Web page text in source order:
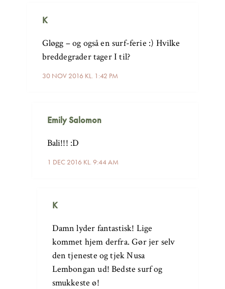
K
30 NOV 2016 KL. 1:42 PM
Gløgg – og også en surf-ferie :) Hvilke
breddegrader tager I til?
Emily Salomon
1 DEC 2016 KL. 9:44 AM
Bali!!! :D
K
Damn lyder fantastisk! Lige
kommet hjem derfra. Gør jer selv
den tjeneste og tjek Nusa
Lembongan ud! Bedste surf og
smukkeste ø!